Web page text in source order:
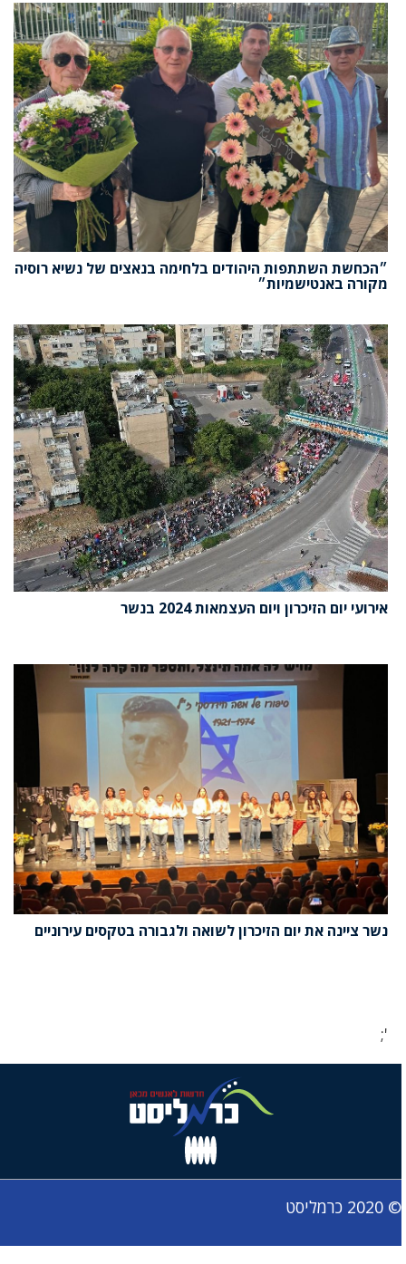
״הכחשת השתתפות היהודים בלחימה בנאצים של נשיא רוסיה
מקורה באנטישמיות״
אירועי יום הזיכרון ויום העצמאות 2024 בנשר
נשר ציינה את יום הזיכרון לשואה ולגבורה בטקסים עירוניים
';
© 2020 כרמליסט